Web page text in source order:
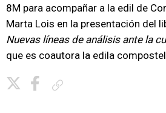
8M para acompañar a la edil de
Marta Lois en la presentación del
Nuevas líneas de análisis ante la
que es coautora la edila